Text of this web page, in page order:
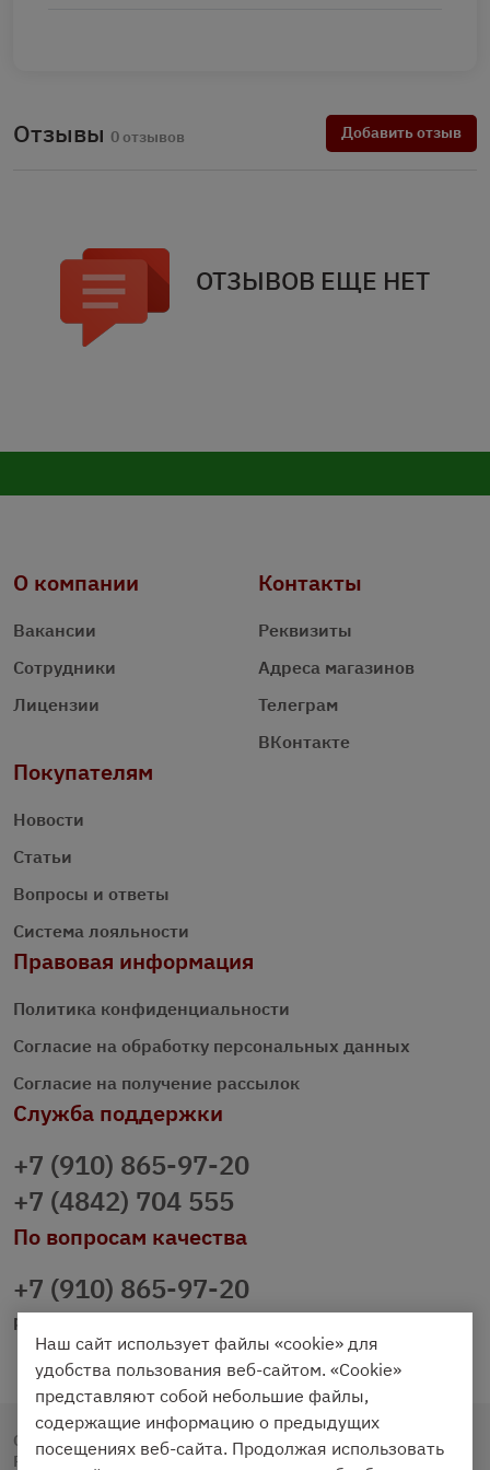
Отзывы 0 отзывов Добавить отзыв
ОТЗЫВОВ ЕЩЕ НЕТ
О компании
Вакансии
Сотрудники
Лицензии
Контакты
Реквизиты
Адреса магазинов
Телеграм
ВКонтакте
Покупателям
Новости
Статьи
Вопросы и ответы
Система лояльности
Правовая информация
Политика конфиденциальности
Согласие на обработку персональных данных
Согласие на получение рассылок
Служба поддержки
+7 (910) 865-97-20
+7 (4842) 704 555
По вопросам качества
+7 (910) 865-97-20
prazdnichniy40@palmi.ru
Copyright © 2020 - 2026. Праздничный Стол.
Разработка и продвижение - Vegas Studio
Наш сайт использует файлы «cookie» для
удобства пользования веб-сайтом. «Cookie»
представляют собой небольшие файлы,
содержащие информацию о предыдущих
посещениях веб-сайта. Продолжая использовать